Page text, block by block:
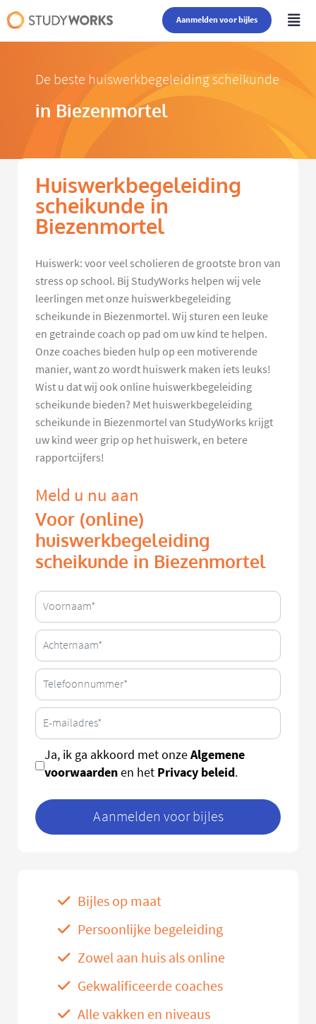
Aanmelden voor bijles
De beste huiswerkbegeleiding scheikunde
in Biezenmortel
Huiswerkbegeleiding
scheikunde in
Biezenmortel
Huiswerk: voor veel scholieren de grootste bron van
stress op school. Bij StudyWorks helpen wij vele
leerlingen met onze huiswerkbegeleiding
scheikunde in Biezenmortel. Wij sturen een leuke
en getrainde coach op pad om uw kind te helpen.
Onze coaches bieden hulp op een motiverende
manier, want zo wordt huiswerk maken iets leuks!
Wist u dat wij ook online huiswerkbegeleiding
scheikunde bieden? Met huiswerkbegeleiding
scheikunde in Biezenmortel van StudyWorks krijgt
uw kind weer grip op het huiswerk, en betere
rapportcijfers!
Meld u nu aan
Voor (online)
huiswerkbegeleiding
scheikunde in Biezenmortel
Ja, ik ga akkoord met onzeAlgemene
voorwaardenen het Privacy beleid.
Aanmelden voor bijles
Bijles op maat
Persoonlijke begeleiding
Zowel aan huis als online
Gekwalificeerde coaches
Alle vakken en niveaus